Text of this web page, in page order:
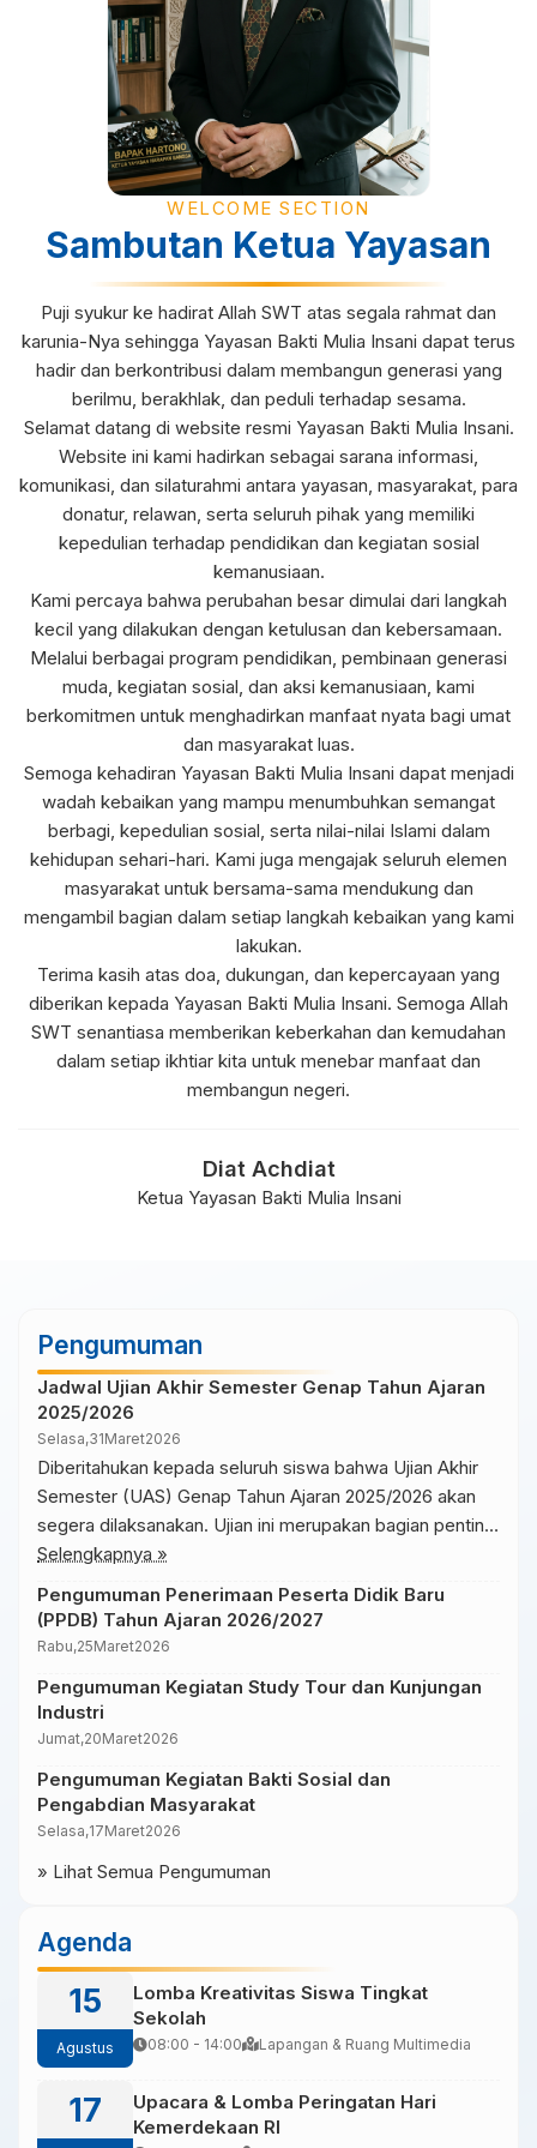
WELCOME SECTION
Sambutan Ketua Yayasan
Puji syukur ke hadirat Allah SWT atas segala rahmat dan
karunia-Nya sehingga Yayasan Bakti Mulia Insani dapat terus
hadir dan berkontribusi dalam membangun generasi yang
berilmu, berakhlak, dan peduli terhadap sesama.
Selamat datang di website resmi Yayasan Bakti Mulia Insani.
Website ini kami hadirkan sebagai sarana informasi,
komunikasi, dan silaturahmi antara yayasan, masyarakat, para
donatur, relawan, serta seluruh pihak yang memiliki
kepedulian terhadap pendidikan dan kegiatan sosial
kemanusiaan.
Kami percaya bahwa perubahan besar dimulai dari langkah
kecil yang dilakukan dengan ketulusan dan kebersamaan.
Melalui berbagai program pendidikan, pembinaan generasi
muda, kegiatan sosial, dan aksi kemanusiaan, kami
berkomitmen untuk menghadirkan manfaat nyata bagi umat
dan masyarakat luas.
Semoga kehadiran Yayasan Bakti Mulia Insani dapat menjadi
wadah kebaikan yang mampu menumbuhkan semangat
berbagi, kepedulian sosial, serta nilai-nilai Islami dalam
kehidupan sehari-hari. Kami juga mengajak seluruh elemen
masyarakat untuk bersama-sama mendukung dan
mengambil bagian dalam setiap langkah kebaikan yang kami
lakukan.
Terima kasih atas doa, dukungan, dan kepercayaan yang
diberikan kepada Yayasan Bakti Mulia Insani. Semoga Allah
SWT senantiasa memberikan keberkahan dan kemudahan
dalam setiap ikhtiar kita untuk menebar manfaat dan
membangun negeri.
Diat Achdiat
Ketua Yayasan Bakti Mulia Insani
Pengumuman
Jadwal Ujian Akhir Semester Genap Tahun Ajaran
2025/2026
Selasa,31Maret2026
Diberitahukan kepada seluruh siswa bahwa Ujian Akhir
Semester (UAS) Genap Tahun Ajaran 2025/2026 akan
segera dilaksanakan. Ujian ini merupakan bagian penting
dalam evaluasi hasil belajar siswa selama satu semester
terakhir. Pelaksanaan UAS akan dimulai pada tanggal 10
Juni hingga 17 Juni 2026. Seluruh siswa diwajibkan untuk
mengikuti ujian sesuai dengan jadwal yang telah
Selengkapnya »
Pengumuman Penerimaan Peserta Didik Baru
(PPDB) Tahun Ajaran 2026/2027
Rabu,25Maret2026
Pengumuman Kegiatan Study Tour dan Kunjungan
Industri
Jumat,20Maret2026
Pengumuman Kegiatan Bakti Sosial dan
Pengabdian Masyarakat
Selasa,17Maret2026
» Lihat Semua Pengumuman
Agenda
15
Agustus
Lomba Kreativitas Siswa Tingkat
Sekolah
08:00 - 14:00 Lapangan & Ruang Multimedia
17
Upacara & Lomba Peringatan Hari
Kemerdekaan RI